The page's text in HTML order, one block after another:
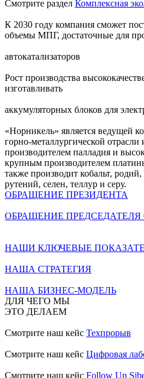
Смотрите раздел Комплексная
К 2030 году компания сможет
объемы МПГ, достаточные для
автокатализаторов
Рост производства
изготавливать
аккумуляторных блоков для
«Норникель» является ведущей
горно-металлургической
производителем палладия и
крупным производителем
также производит кобальт,
рутений, селен, теллур и серу.
ОБРАЩЕНИЕ ПРЕЗИДЕНТА
ОБРАЩЕНИЕ ПРЕДСЕДАТЕЛЯ
НАШИ КЛЮЧЕВЫЕ
НАША СТРАТЕГИЯ
НАША БИЗНЕС-МОДЕЛЬ
ДЛЯ ЧЕГО МЫ
ЭТО ДЕЛАЕМ
Смотрите наш кейс Техпрорыв
Смотрите наш кейс Цифровая
Смотрите наш кейс Follow Up